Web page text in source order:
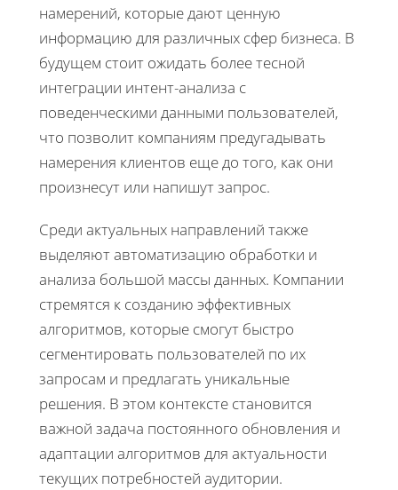
намерений, которые дают ценную
информацию для различных сфер бизнеса. В
будущем стоит ожидать более тесной
интеграции интент-анализа с
поведенческими данными пользователей,
что позволит компаниям предугадывать
намерения клиентов еще до того, как они
произнесут или напишут запрос.
Среди актуальных направлений также
выделяют автоматизацию обработки и
анализа большой массы данных. Компании
стремятся к созданию эффективных
алгоритмов, которые смогут быстро
сегментировать пользователей по их
запросам и предлагать уникальные
решения. В этом контексте становится
важной задача постоянного обновления и
адаптации алгоритмов для актуальности
текущих потребностей аудитории.